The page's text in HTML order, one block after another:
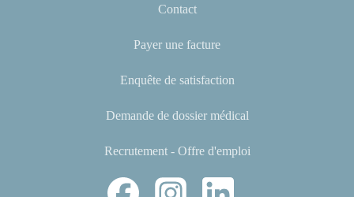
Contact
Payer une facture
Enquête de satisfaction
Demande de dossier médical
Recrutement - Offre d'emploi